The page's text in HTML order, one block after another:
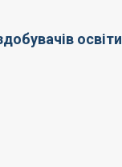
освіти